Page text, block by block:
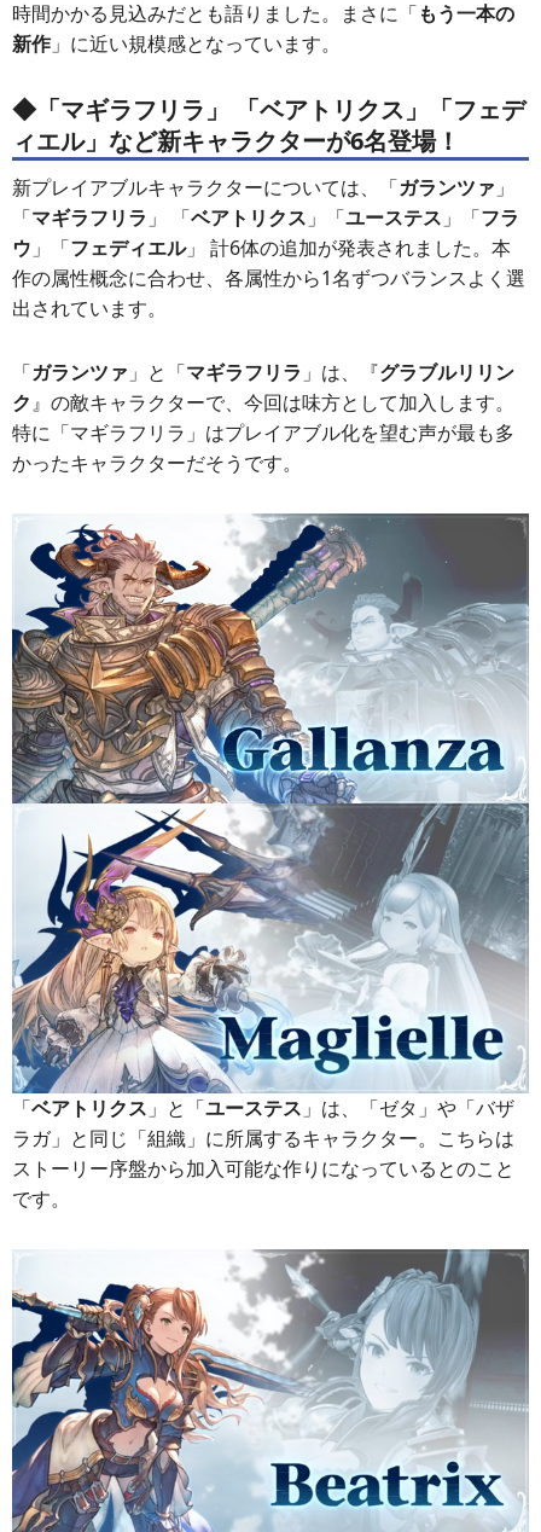
時間かかる見込みだとも語りました。まさに「もう一本の
新作」に近い規模感となっています。
◆「マギラフリラ」 「ベアトリクス」「フェデ
ィエル」など新キャラクターが6名登場！
新プレイアブルキャラクターについては、「ガランツァ 」
「マギラフリラ 」 「ベアトリクス 」「ユーステス 」「フラ
ウ 」「フェディエル」 計6体の追加が発表されました。本
作の属性概念に合わせ、各属性から1名ずつバランスよく選
出されています。
「ガランツァ」と「マギラフリラ」は、『グラブルリリン
ク』の敵キャラクターで、今回は味方として加入します。
特に「マギラフリラ」はプレイアブル化を望む声が最も多
かったキャラクターだそうです。
「ベアトリクス」と「ユーステス」は、「ゼタ」や「バザ
ラガ」と同じ「組織」に所属するキャラクター。こちらは
ストーリー序盤から加入可能な作りになっているとのこと
です。